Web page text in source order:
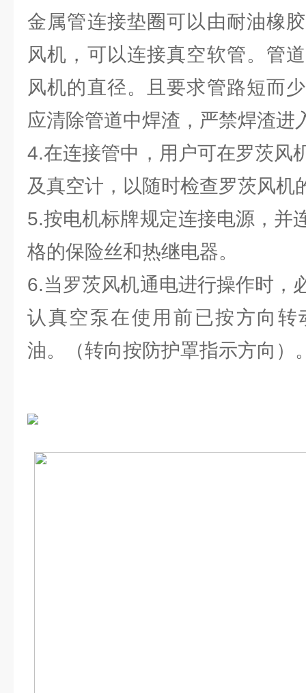
金属管连接垫圈可以由耐油橡
风机，可以连接真空软管。管
风机的直径。且要求管路短而
应清除管道中焊渣，严禁焊渣进
4.在连接管中，用户可在罗茨风
及真空计，以随时检查罗茨风机
5.按电机标牌规定连接电源，并
格的保险丝和热继电器。
6.当罗茨风机通电进行操作时，
认真空泵在使用前已按方向转
油。（转向按防护罩指示方向）